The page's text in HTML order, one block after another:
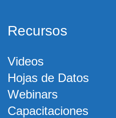
Recursos
Videos
Hojas de Datos
Webinars
Capacitaciones